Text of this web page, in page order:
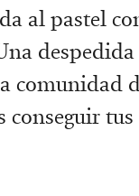
al pastel
comunidad
conseguir